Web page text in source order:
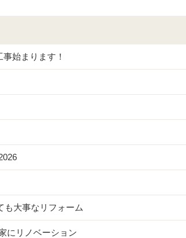
始まります！
も大事なリフォーム
にリノベーション